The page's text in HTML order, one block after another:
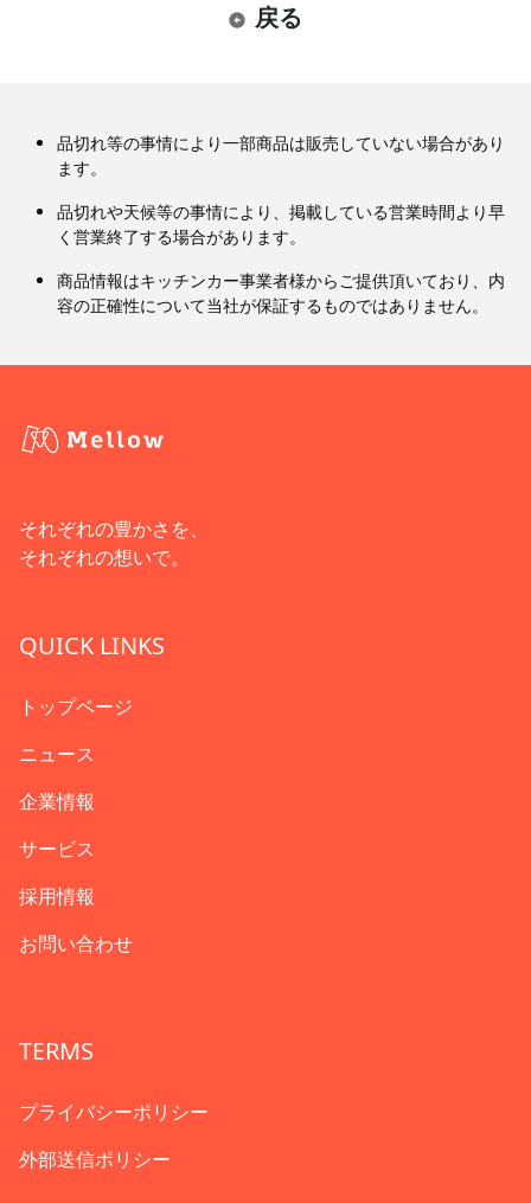
戻る
品切れ等の事情により一部商品は販売していない場合があり
ます。
品切れや天候等の事情により、掲載している営業時間より早
く営業終了する場合があります。
商品情報はキッチンカー事業者様からご提供頂いており、内
容の正確性について当社が保証するものではありません。
それぞれの豊かさを、
それぞれの想いで。
QUICK LINKS
トップページ
ニュース
企業情報
サービス
採用情報
お問い合わせ
TERMS
プライバシーポリシー
外部送信ポリシー